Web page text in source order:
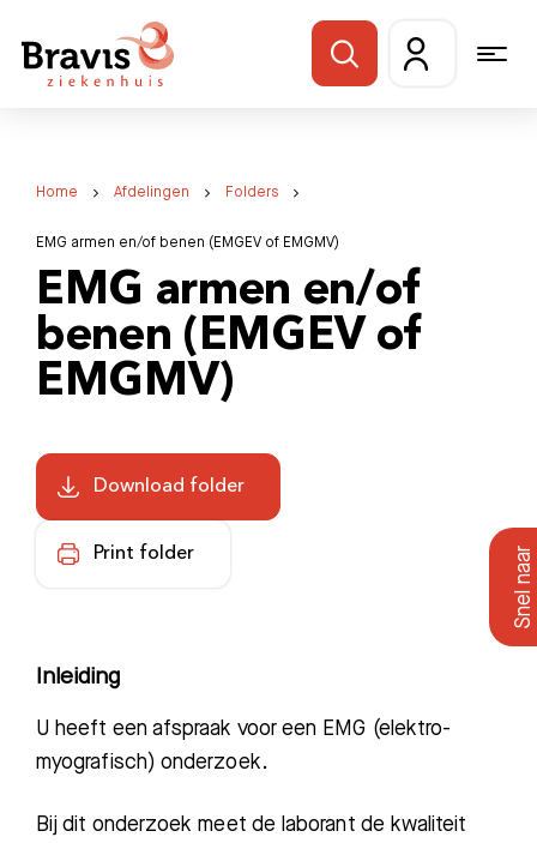
Home Afdelingen Folders
EMG armen en/of benen (EMGEV of EMGMV)
EMG armen en/of
benen (EMGEV of
EMGMV)
Download folder
Print folder
Inleiding
U heeft een afspraak voor een EMG (elektro-
myografisch) onderzoek.
Bij dit onderzoek meet de laborant de kwaliteit